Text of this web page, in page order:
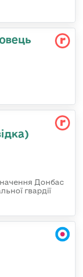
Донбас
гвардії